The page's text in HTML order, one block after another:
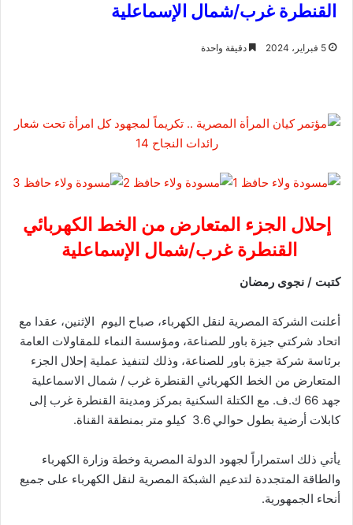
القنطرة غرب/شمال الإسماعلية
5 فبراير، 2024 دقيقة واحدة
إحلال الجزء المتعارض من الخط الكهربائي
القنطرة غرب/شمال الإسماعلية
كتبت / نجوى رمضان
أعلنت الشركة المصرية لنقل الكهرباء، صباح اليوم الإثنين، عقدا مع
اتحاد شركتي جيزة باور للصناعة، ومؤسسة النماء للمقاولات العامة
برئاسة شركة جيزة باور للصناعة، وذلك لتنفيذ عملية إحلال الجزء
المتعارض من الخط الكهربائي القنطرة غرب / شمال الاسماعلية
جهد 66 ك.ف. مع الكتلة السكنية بمركز ومدينة القنطرة غرب إلى
كابلات أرضية بطول حوالي 3.6 كيلو متر بمنطقة القناة.
يأتي ذلك استمراراً لجهود الدولة المصرية وخطة وزارة الكهرباء
والطاقة المتجددة لتدعيم الشبكة المصرية لنقل الكهرباء على جميع
أنحاء الجمهورية.